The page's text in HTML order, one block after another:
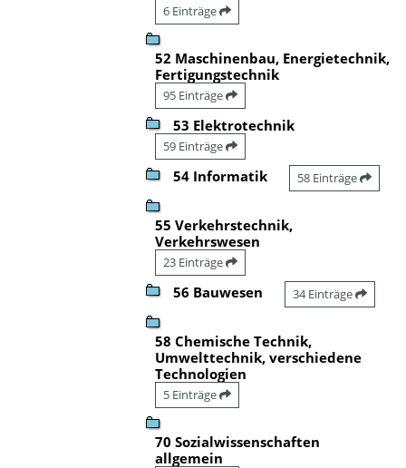
6 Einträge
52 Maschinenbau, Energietechnik,
Fertigungstechnik
95 Einträge
53 Elektrotechnik
59 Einträge
54 Informatik 58 Einträge
55 Verkehrstechnik,
Verkehrswesen
23 Einträge
56 Bauwesen 34 Einträge
58 Chemische Technik,
Umwelttechnik, verschiedene
Technologien
5 Einträge
70 Sozialwissenschaften
allgemein